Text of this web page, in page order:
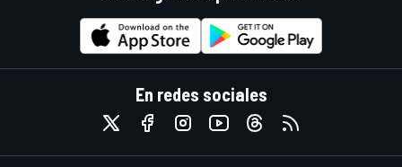
En redes sociales